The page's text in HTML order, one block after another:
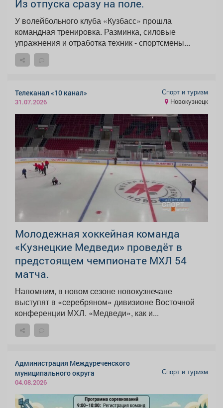
Из отпуска сразу на поле.
У волейбольного клуба «Кузбасс» прошла
командная тренировка. Разминка, силовые
упражнения и отработка техник - спортсмены...
Телеканал «10 канал»
31.07.2026
Спорт и туризм
Новокузнецк
Молодежная хоккейная команда
«Кузнецкие Медведи» проведёт в
предстоящем чемпионате МХЛ 54
матча.
Напомним, в новом сезоне новокузнечане
выступят в «серебряном» дивизионе Восточной
конференции МХЛ. «Медведи», как и...
Администрация Междуреченского
муниципального округа
04.08.2026
Спорт и туризм